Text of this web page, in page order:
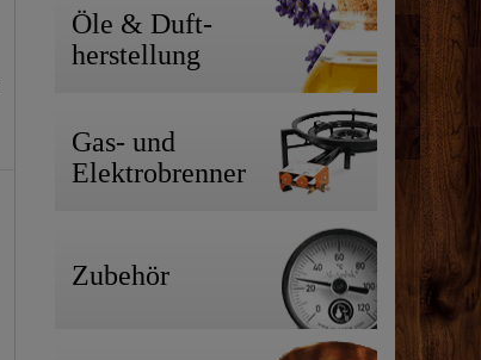
Öle & Duft-
herstellung
Gas- und
Elektrobrenner
Zubehör